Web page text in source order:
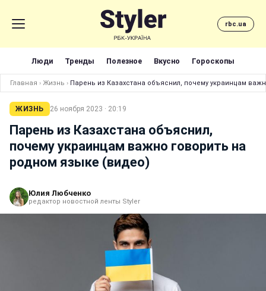
rbc.ua
Люди Тренды Полезное Вкусно Гороскопы
Главная › Жизнь › Парень из Казахстана объяснил, почему украинцам
ЖИЗНЬ 26 ноября 2023 · 20:19
Парень из Казахстана объяснил,
почему украинцам важно говорить на
родном языке (видео)
Юлия Любченко
редактор новостной ленты Styler